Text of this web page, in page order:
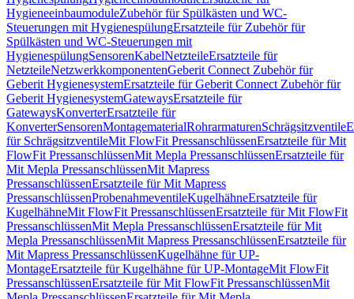
HygieneeinbaumoduleZubehör für Spülkästen und WC-
Steuerungen mit HygienespülungErsatzteile für Zubehör für
Spülkästen und WC-Steuerungen mit
HygienespülungSensorenKabelNetzteileErsatzteile für
NetzteileNetzwerkkomponentenGeberit Connect Zubehör für
Geberit HygienesystemErsatzteile für Geberit Connect Zubehör für
Geberit HygienesystemGatewaysErsatzteile für
GatewaysKonverterErsatzteile für
KonverterSensorenMontagematerialRohrarmaturenSchrägsitzventile
für SchrägsitzventileMit FlowFit PressanschlüssenErsatzteile für Mit
FlowFit PressanschlüssenMit Mepla PressanschlüssenErsatzteile für
Mit Mepla PressanschlüssenMit Mapress
PressanschlüssenErsatzteile für Mit Mapress
PressanschlüssenProbenahmeventileKugelhähneErsatzteile für
KugelhähneMit FlowFit PressanschlüssenErsatzteile für Mit FlowFit
PressanschlüssenMit Mepla PressanschlüssenErsatzteile für Mit
Mepla PressanschlüssenMit Mapress PressanschlüssenErsatzteile für
Mit Mapress PressanschlüssenKugelhähne für UP-
MontageErsatzteile für Kugelhähne für UP-MontageMit FlowFit
PressanschlüssenErsatzteile für Mit FlowFit PressanschlüssenMit